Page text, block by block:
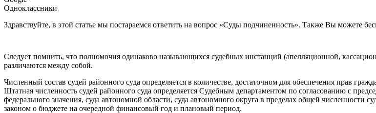
Одноклассники
Здравствуйте, в этой статье мы постараемся ответить на вопрос «Суды подчиненность». Также Вы можете
Следует помнить, что полномочия одинаково называющихся судебных инстанций (апелляционной,
различаются между собой.
Численный состав судей районного суда определяется в количестве, достаточном для обеспечения прав
Штатная численность судей районного суда определяется Судебным департаментом по согласованию с
федерального значения, суда автономной области, суда автономного округа в пределах общей
законом о бюджете на очередной финансовый год и плановый период.